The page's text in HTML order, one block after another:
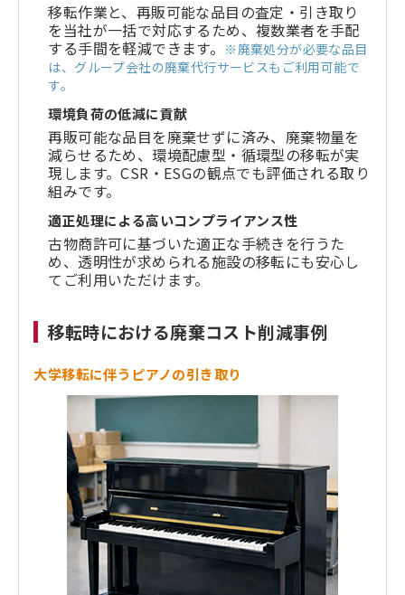
移転作業と、再販可能な品目の査定・引き取り
を当社が一括で対応するため、複数業者を手配
する手間を軽減できます。 ※廃棄処分が必要な品目
は、グループ会社の廃棄代行サービスもご利用可能で
す。
環境負荷の低減に貢献
再販可能な品目を廃棄せずに済み、廃棄物量を
減らせるため、環境配慮型・循環型の移転が実
現します。CSR・ESGの観点でも評価される取り
組みです。
適正処理による高いコンプライアンス性
古物商許可に基づいた適正な手続きを行うた
め、透明性が求められる施設の移転にも安心し
てご利用いただけます。
移転時における廃棄コスト削減事例
大学移転に伴うピアノの引き取り